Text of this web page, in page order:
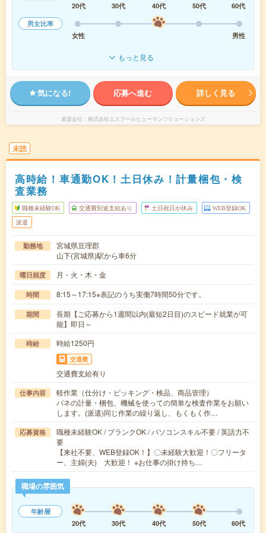
20代
30代 40代 50代
60代
男女比率
女性
男性
もっと見る
気になる! 応募へ進む 詳しく見る
派遣会社 株式会社エスプールヒューマンソリューションズ
未読
高時給！車通勤OK！土日休み！計量梱包・検
査業務
職種未経験OK 交通費別途支給あり 土日祝日が休み WEB登録OK
派遣
勤務地
宮城県亘理郡
山下(宮城県)駅から車6分
曜日頻度 月・火・木・金
時間 8:15～17:15※表記のうち実働7時間50分です。
期間
長期【ご応募から1週間以内(最短2日目)のスピード就業が可
能】即日～
時給 時給1250円
交通費
交通費支給有り
仕事内容
軽作業（仕分け・ピッキング・検品、商品管理）
バネの計量・梱包、機械を使っての簡単な検査作業をお願い
します。(派遣)同じ作業の繰り返し、もくもく作…
応募資格
職種未経験OK / ブランクOK / パソコンスキル不要 / 英語力不
要
【来社不要、WEB登録OK！】〇未経験大歓迎！〇フリータ
ー、主婦(夫) 大歓迎！ ※お仕事の掛け持ち…
職場の雰囲気
年齢層
20代
30代 40代 50代 60代